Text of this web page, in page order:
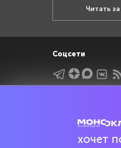
Читать
Соцсети
Интервьюхочет